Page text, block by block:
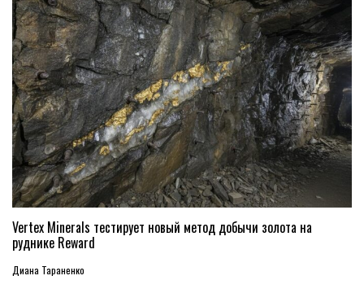
Vertex Minerals тестирует новый метод добычи золота на
руднике Reward
Диана Тараненко